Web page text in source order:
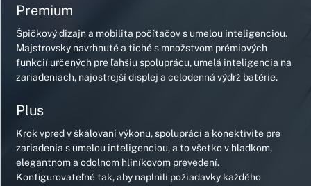
Premium
Špičkový dizajn a mobilita počítačov s umelou inteligenciou.
Majstrovsky navrhnuté a tiché s množstvom prémiových
funkcií určených pre ľahšiu spoluprácu, umelá inteligencia na
zariadeniach, najostrejší displej a celodenná výdrž batérie.
Plus
Krok vpred v škálovaní výkonu, spolupráci a konektivite pre
zariadenia s umelou inteligenciou, a to všetko v hladkom,
elegantnom a odolnom hliníkovom prevedení.
Konfigurovateľné tak, aby naplnili požiadavky každého